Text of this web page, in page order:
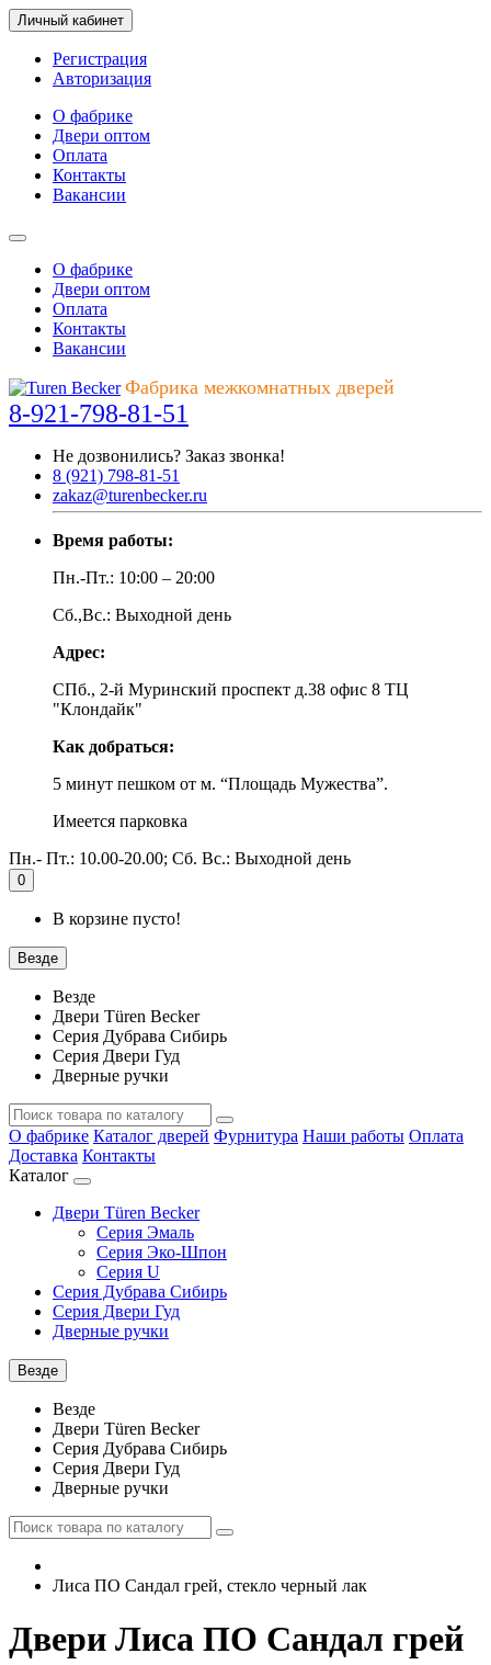
Личный кабинет
Регистрация
Авторизация
О фабрике
Двери оптом
Оплата
Контакты
Вакансии
О фабрике
Двери оптом
Оплата
Контакты
Вакансии
Фабрика межкомнатных дверей
8-921-798-81-51
Не дозвонились? Заказ звонка!
8 (921) 798-81-51
zakaz@turenbecker.ru
Время работы:
Пн.-Пт.: 10:00 – 20:00
Сб.,Вс.: Выходной день
Адрес:
СПб., 2-й Муринский проспект д.38 офис 8 ТЦ
"Клондайк"
Как добраться:
5 минут пешком от м. “Площадь Мужества”.
Имеется парковка
Пн.- Пт.: 10.00-20.00; Сб. Вс.: Выходной день
0
В корзине пусто!
Везде
Везде
Двери Türen Becker
Серия Дубрава Сибирь
Серия Двери Гуд
Дверные ручки
О фабрике Каталог дверей Фурнитура Наши работы Оплата
Доставка Контакты
Каталог
Двери Türen Becker
Серия Эмаль
Серия Эко-Шпон
Серия U
Серия Дубрава Сибирь
Серия Двери Гуд
Дверные ручки
Везде
Везде
Двери Türen Becker
Серия Дубрава Сибирь
Серия Двери Гуд
Дверные ручки
Лиса ПО Сандал грей, стекло черный лак
Двери Лиса ПО Сандал грей